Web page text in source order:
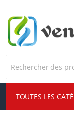
TOUTES LES